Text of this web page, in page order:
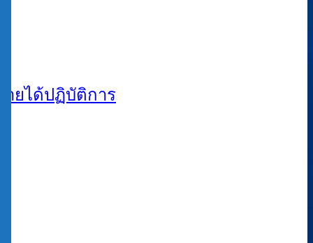
ายได้ปฏิบัติการ